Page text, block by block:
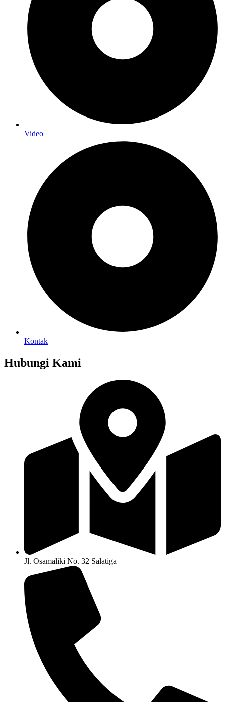
Video
Kontak
Hubungi Kami
Jl. Osamaliki No. 32 Salatiga